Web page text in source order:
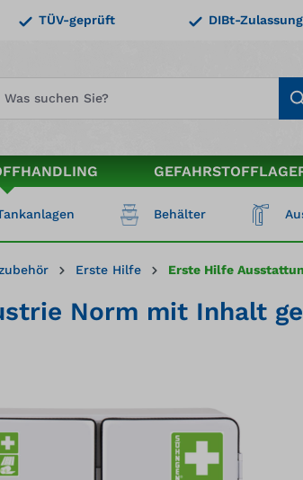
TÜV-geprüft DIBt-
Behälter
Erste Hilfe Erste Hilfe
Norm mit Inhalt